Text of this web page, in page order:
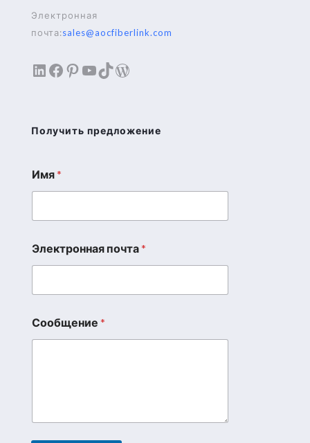
Электронная
почта:sales@aocfiberlink.com
LinkedIn
Facebook
Pinterest
YouTube
TikTok
WordPress
Получить предложение
Имя*
Электронная почта*
И
м
Сообщение *